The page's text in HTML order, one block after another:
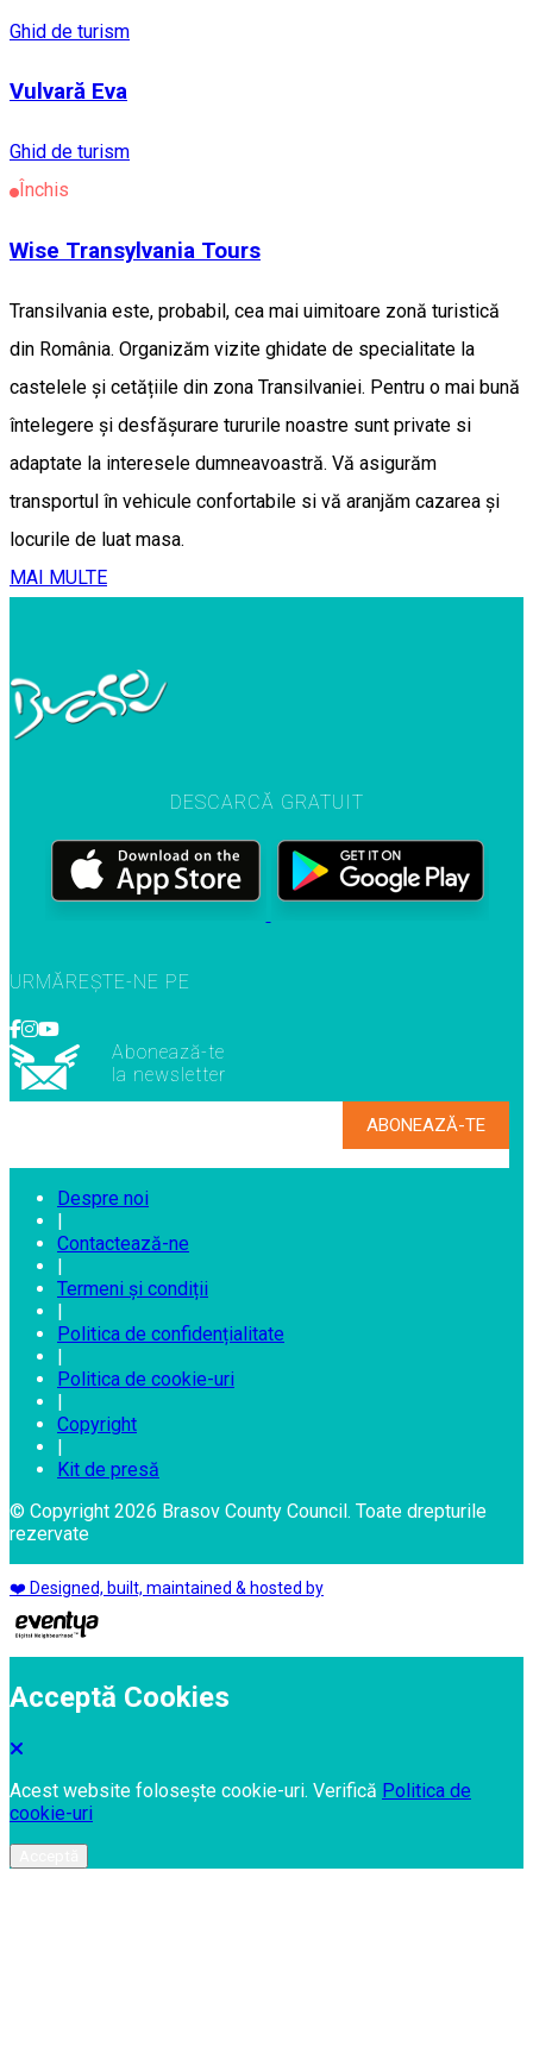
Ghid de turism
Vulvară Eva
Ghid de turism
Închis
Wise Transylvania Tours
Transilvania este, probabil, cea mai uimitoare zonă turistică
din România. Organizăm vizite ghidate de specialitate la
castelele și cetățiile din zona Transilvaniei. Pentru o mai bună
întelegere și desfășurare tururile noastre sunt private si
adaptate la interesele dumneavoastră. Vă asigurăm
transportul în vehicule confortabile si vă aranjăm cazarea și
locurile de luat masa.
MAI MULTE
DESCARCĂ GRATUIT
URMĂREȘTE-NE PE
Abonează-te
la newsletter
Despre noi
|
Contactează-ne
|
Termeni și condiții
|
Politica de confidențialitate
|
Politica de cookie-uri
|
Copyright
|
Kit de presă
© Copyright 2026 Brasov County Council. Toate drepturile
rezervate
❤️ Designed, built, maintained & hosted by
Acceptă Cookies
Acest website folosește cookie-uri. Verifică Politica de
cookie-uri